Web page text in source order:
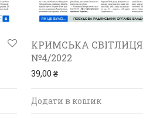
КРИМСЬКА СВІТЛИЦЯ
№4/2022
39,00 ₴
Додати в кошик